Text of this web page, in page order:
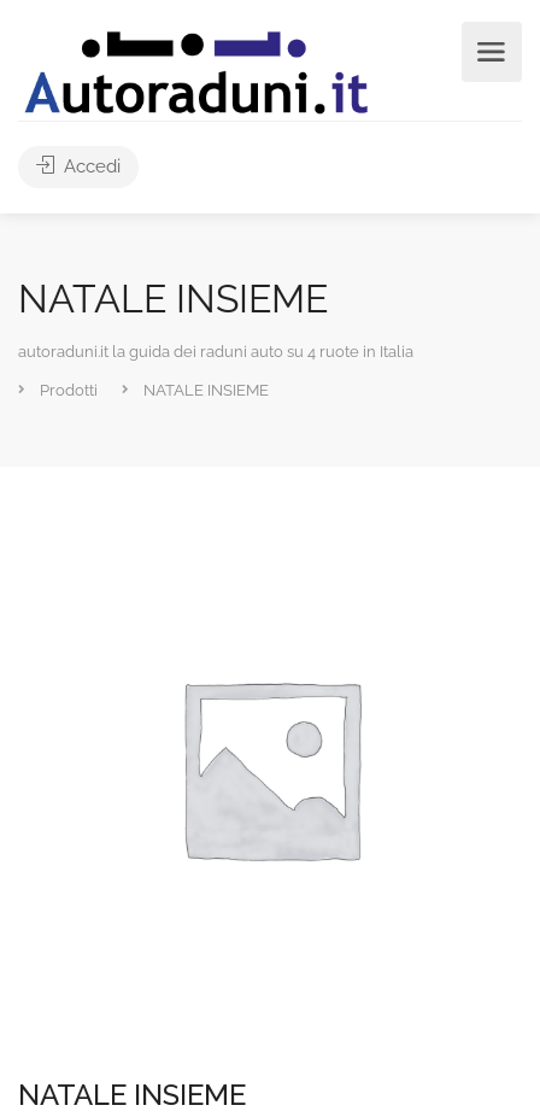
Accedi
NATALE INSIEME
autoraduni.it la guida dei raduni auto su 4 ruote in Italia
Prodotti NATALE INSIEME
NATALE INSIEME